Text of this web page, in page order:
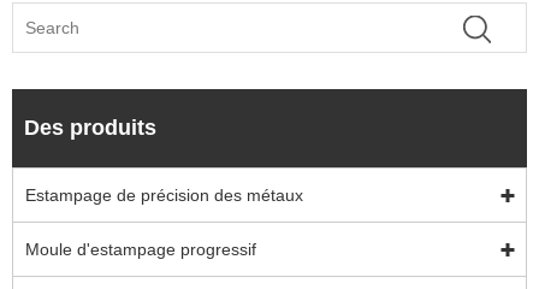
Des produits
Estampage de précision des métaux
Moule d'estampage progressif